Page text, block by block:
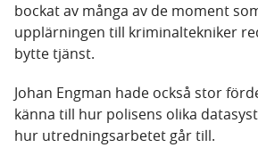
bockat av många av de moment
upplärningen till kriminaltekniker
bytte tjänst.
Johan Engman hade också stor
känna till hur polisens olika
hur utredningsarbetet går till.